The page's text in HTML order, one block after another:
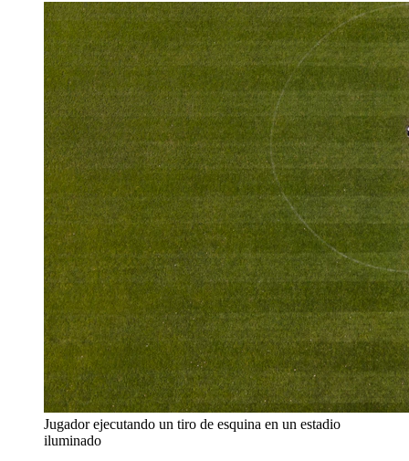
Jugador ejecutando un tiro de esquina en un estadio
iluminado